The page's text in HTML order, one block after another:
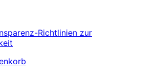
Richtlinien zur